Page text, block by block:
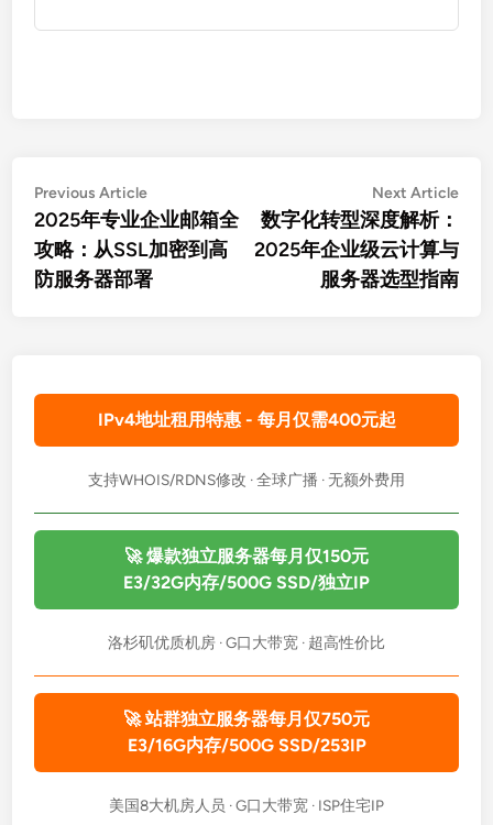
文
章
导
航
Previous ArticlePrevious
article:
2025年专业企业邮箱全
攻略：从SSL加密到高
防服务器部署
Next Article
数字化转型深度解析：
2025年企业级云计算与
服务器选型指南
IPv4地址租用特惠 - 每月仅需400元起
支持WHOIS/RDNS修改 · 全球广播 · 无额外费用
🚀 爆款独立服务器每月仅150元
E3/32G内存/500G SSD/独立IP
洛杉矶优质机房 · G口大带宽 · 超高性价比
🚀 站群独立服务器每月仅750元
E3/16G内存/500G SSD/253IP
美国8大机房人员 · G口大带宽 · ISP住宅IP